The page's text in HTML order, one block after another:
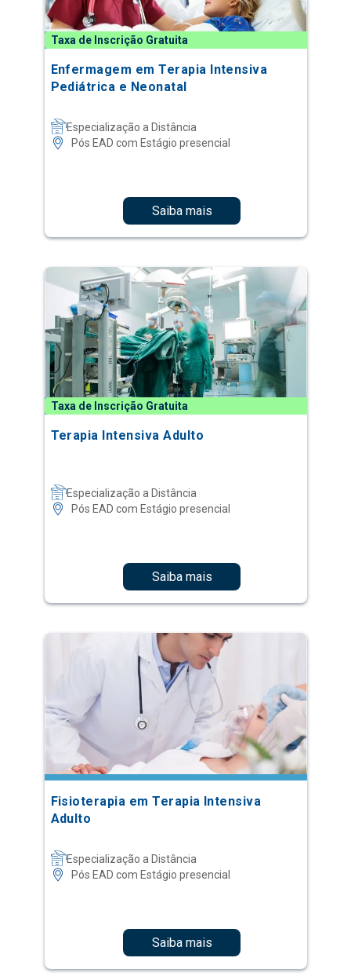
Taxa de Inscrição Gratuita
Enfermagem em Terapia Intensiva
Pediátrica e Neonatal
Especialização a Distância
Pós EAD com Estágio presencial
Saiba mais
Taxa de Inscrição Gratuita
Terapia Intensiva Adulto
Especialização a Distância
Pós EAD com Estágio presencial
Saiba mais
Fisioterapia em Terapia Intensiva
Adulto
Especialização a Distância
Pós EAD com Estágio presencial
Saiba mais